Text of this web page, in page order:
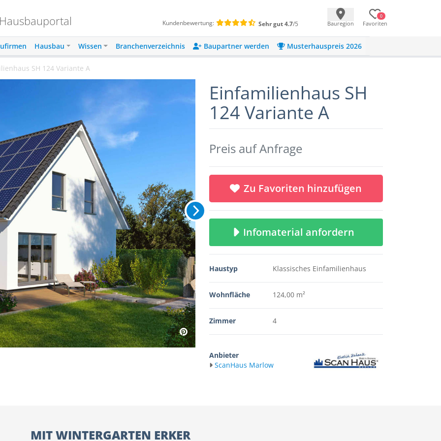
Kundenbewertung: Sehr gut4.7/5 Bauregion
0
Favoriten
Hausbau Wissen Branchenverzeichnis Baupartner werden Musterhauspreis 2026
SH 124 Variante A
Einfamilienhaus SH
124 Variante A
Preis auf Anfrage
Zu Favoriten hinzufügen
Infomaterial anfordern
Haustyp Klassisches Einfamilienhaus
Wohnfläche 124,00 m²
Zimmer 4
Anbieter
ScanHaus Marlow
MIT WINTERGARTEN ERKER